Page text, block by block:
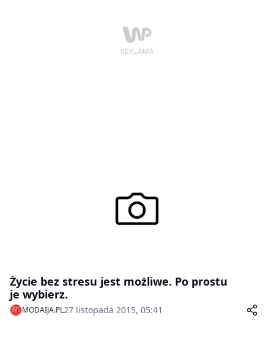
Życie bez stresu jest możliwe. Po prostu
je wybierz.
MODAIJA.PL27 listopada 2015, 05:41